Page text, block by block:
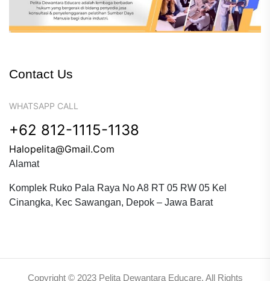
Contact Us
WHATSAPP CALL
+62 812-1115-1138
Halopelita@gmail.com
Alamat
Komplek Ruko Pala Raya No A8 RT 05 RW 05 Kel
Cinangka, Kec Sawangan, Depok – Jawa Barat
Copyright © 2023 Pelita Dewantara Educare. All Rights